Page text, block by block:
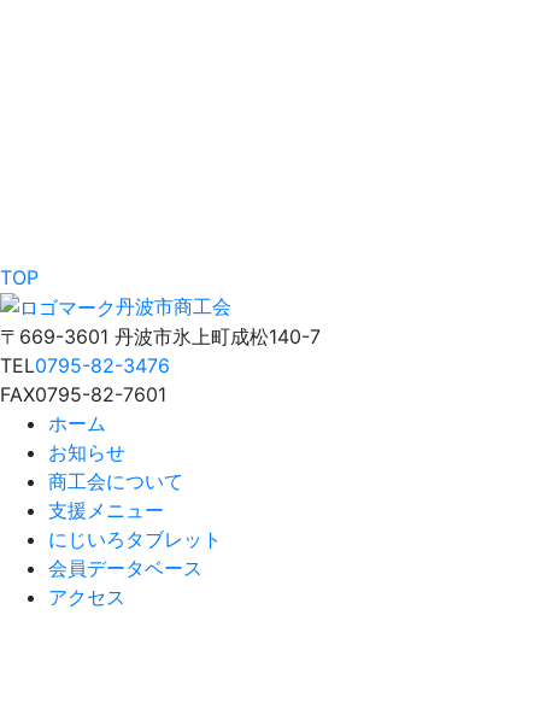
TOP
丹波市商工会
〒669-3601 丹波市氷上町成松140-7
TEL0795-82-3476
FAX0795-82-7601
ホーム
お知らせ
商工会について
支援メニュー
にじいろタブレット
会員データベース
アクセス